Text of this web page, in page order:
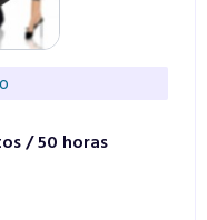
/ 50 horas